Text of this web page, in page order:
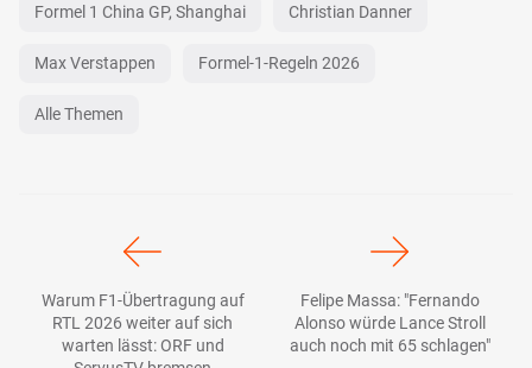
Formel 1 China GP, Shanghai Christian Danner
Max Verstappen Formel-1-Regeln 2026
Alle Themen
Warum F1-Übertragung auf
RTL 2026 weiter auf sich
warten lässt: ORF und
Felipe Massa: "Fernando
Alonso würde Lance Stroll
auch noch mit 65 schlagen"